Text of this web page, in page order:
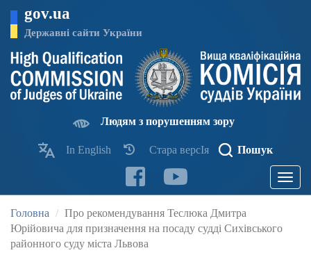
основного
матеріалу
gov.ua
Державні сайти України
Людям з порушенням зору
In English Стара версІя Пошук
Toggle
Головна
Про рекомендування Теслюка Дмитра
Юрійовича для призначення на посаду судді Сихівського
районного суду міста Львова